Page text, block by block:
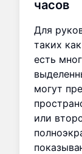
часов
Для
таких
есть
могут
или